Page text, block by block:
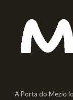
A Porta do Mezio